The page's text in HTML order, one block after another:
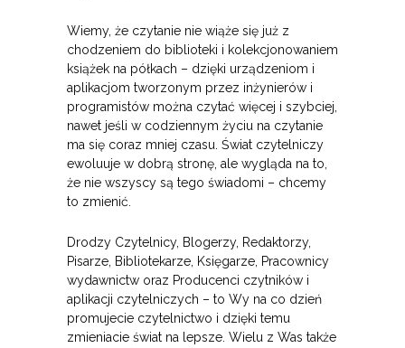
Wiemy, że czytanie nie wiąże się już z
chodzeniem do biblioteki i kolekcjonowaniem
książek na półkach – dzięki urządzeniom i
aplikacjom tworzonym przez inżynierów i
programistów można czytać więcej i szybciej,
nawet jeśli w codziennym życiu na czytanie
ma się coraz mniej czasu. Świat czytelniczy
ewoluuje w dobrą stronę, ale wygląda na to,
że nie wszyscy są tego świadomi – chcemy
to zmienić.
Drodzy Czytelnicy, Blogerzy, Redaktorzy,
Pisarze, Bibliotekarze, Księgarze, Pracownicy
wydawnictw oraz Producenci czytników i
aplikacji czytelniczych – to Wy na co dzień
promujecie czytelnictwo i dzięki temu
zmieniacie świat na lepsze. Wielu z Was także